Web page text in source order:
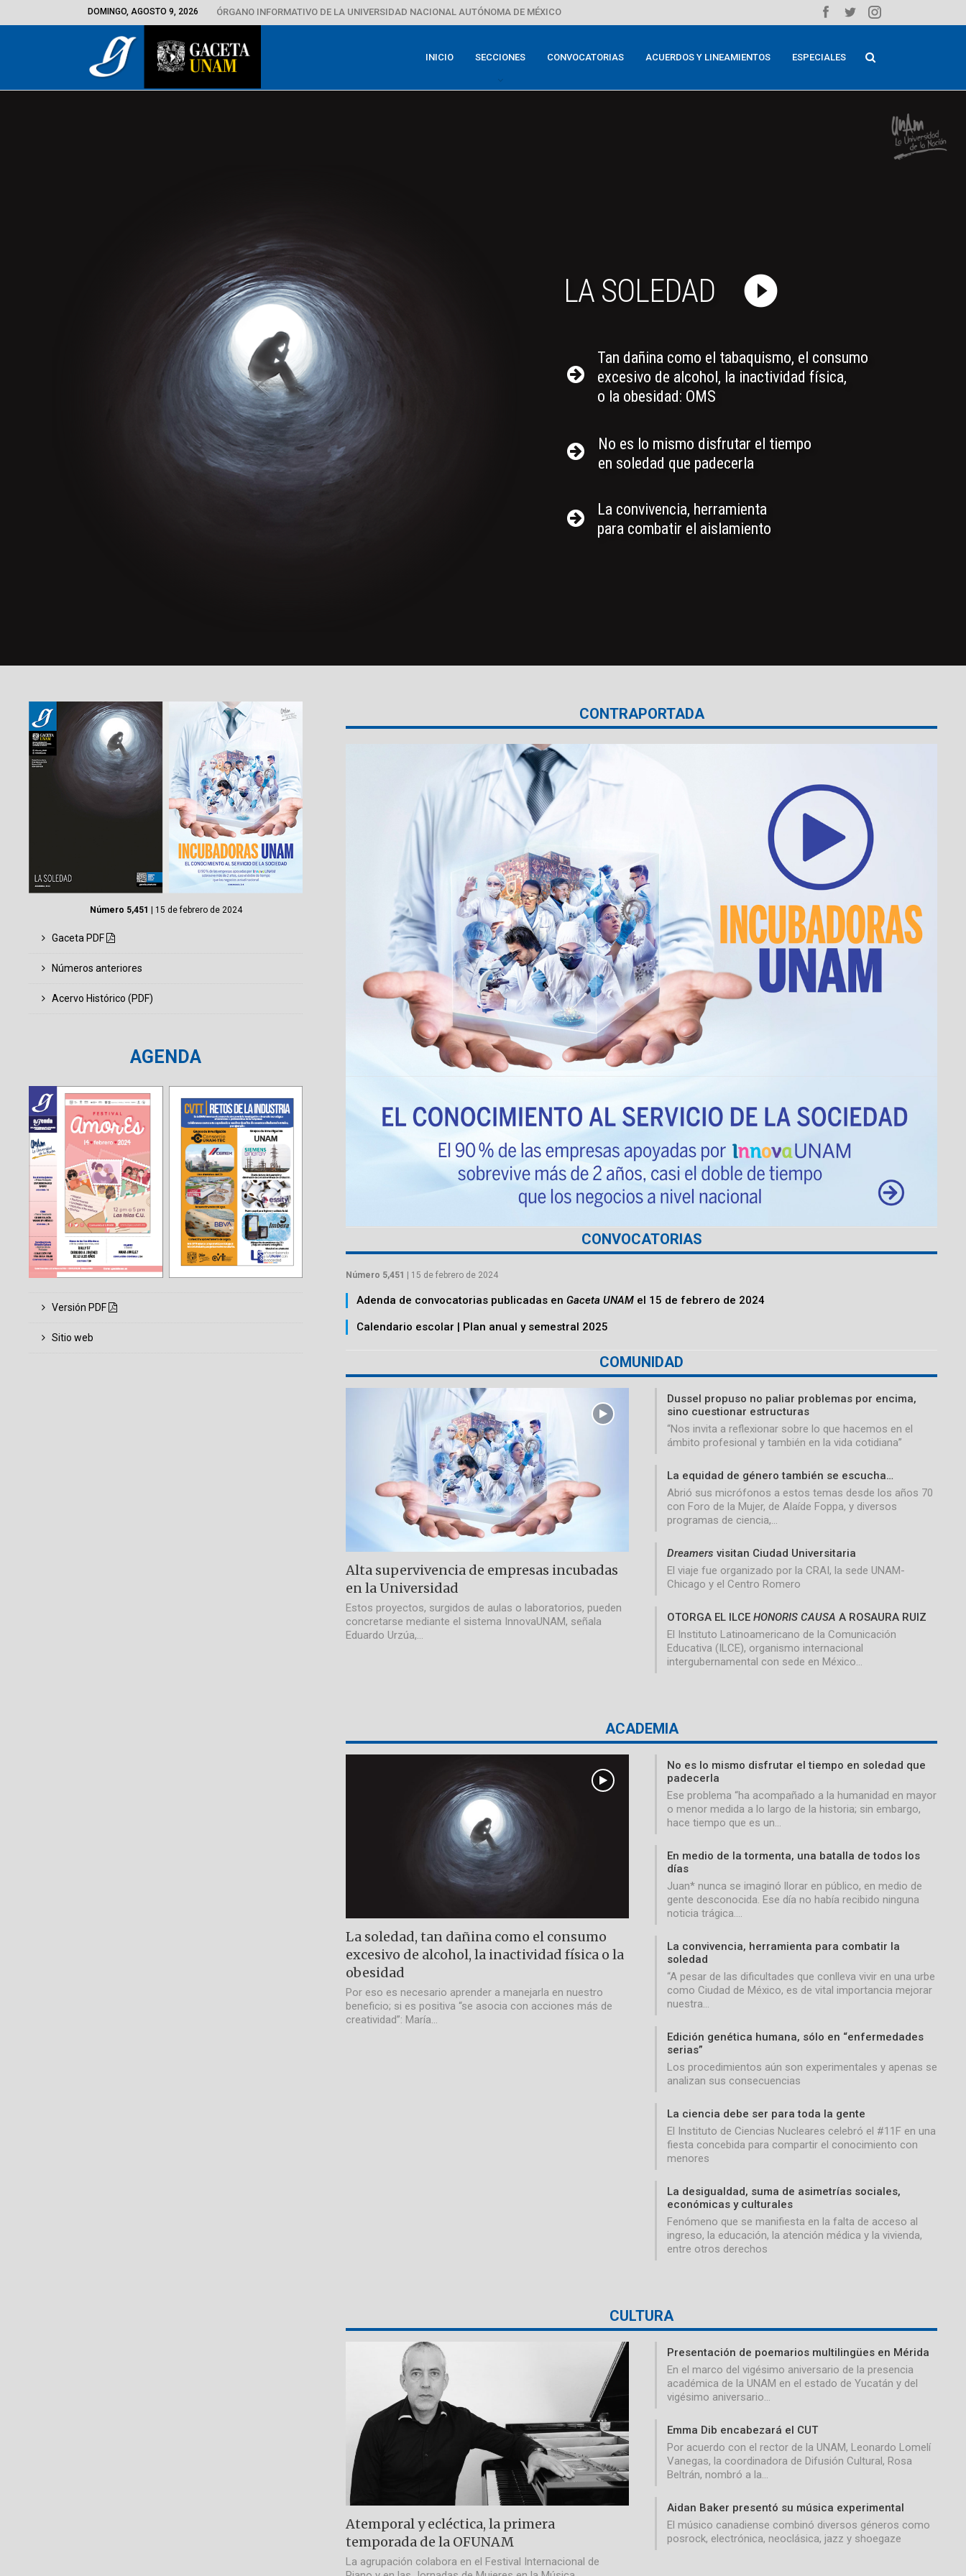
DOMINGO, AGOSTO 9, 2026 ÓRGANO INFORMATIVO DE LA UNIVERSIDAD NACIONAL AUTÓNOMA DE MÉXICO
INICIO SECCIONES CONVOCATORIAS ACUERDOS Y LINEAMIENTOS ESPECIALES
Número 5,451 | 15 de febrero de 2024
Gaceta PDF
Números anteriores
Acervo Histórico (PDF)
AGENDA
Versión PDF
Sitio web
CONTRAPORTADA
CONVOCATORIAS
Número 5,451 | 15 de febrero de 2024
Adenda de convocatorias publicadas enGaceta UNAM el 15 de febrero de 2024
Calendario escolar | Plan anual y semestral 2025
COMUNIDAD
Alta supervivencia de empresas incubadas
en la Universidad
Estos proyectos, surgidos de aulas o laboratorios, pueden
concretarse mediante el sistema InnovaUNAM, señala
Eduardo Urzúa,…
Dussel propuso no paliar problemas por encima,
sino cuestionar estructuras
“Nos invita a reflexionar sobre lo que hacemos en el
ámbito profesional y también en la vida cotidiana”
La equidad de género también se escucha…
Abrió sus micrófonos a estos temas desde los años 70
con Foro de la Mujer, de Alaíde Foppa, y diversos
programas de ciencia,…
Dreamers visitan Ciudad Universitaria
El viaje fue organizado por la CRAI, la sede UNAM-
Chicago y el Centro Romero
OTORGA EL ILCE HONORIS CAUSA A ROSAURA RUIZ
El Instituto Latinoamericano de la Comunicación
Educativa (ILCE), organismo internacional
intergubernamental con sede en México…
ACADEMIA
La soledad, tan dañina como el consumo
excesivo de alcohol, la inactividad física o la
obesidad
Por eso es necesario aprender a manejarla en nuestro
beneficio; si es positiva “se asocia con acciones más de
creatividad”: María…
No es lo mismo disfrutar el tiempo en soledad que
padecerla
Ese problema “ha acompañado a la humanidad en mayor
o menor medida a lo largo de la historia; sin embargo,
hace tiempo que es un…
En medio de la tormenta, una batalla de todos los
días
Juan* nunca se imaginó llorar en público, en medio de
gente desconocida. Ese día no había recibido ninguna
noticia trágica.…
La convivencia, herramienta para combatir la
soledad
“A pesar de las dificultades que conlleva vivir en una urbe
como Ciudad de México, es de vital importancia mejorar
nuestra…
Edición genética humana, sólo en “enfermedades
serias”
Los procedimientos aún son experimentales y apenas se
analizan sus consecuencias
La ciencia debe ser para toda la gente
El Instituto de Ciencias Nucleares celebró el #11F en una
fiesta concebida para compartir el conocimiento con
menores
La desigualdad, suma de asimetrías sociales,
económicas y culturales
Fenómeno que se manifiesta en la falta de acceso al
ingreso, la educación, la atención médica y la vivienda,
entre otros derechos
CULTURA
Atemporal y ecléctica, la primera
temporada de la OFUNAM
La agrupación colabora en el Festival Internacional de
Presentación de poemarios multilingües en Mérida
En el marco del vigésimo aniversario de la presencia
académica de la UNAM en el estado de Yucatán y del
vigésimo aniversario…
Emma Dib encabezará el CUT
Por acuerdo con el rector de la UNAM, Leonardo Lomelí
Vanegas, la coordinadora de Difusión Cultural, Rosa
Beltrán, nombró a la…
Aidan Baker presentó su música experimental
El músico canadiense combinó diversos géneros como
posrock, electrónica, neoclásica, jazz y shoegaze